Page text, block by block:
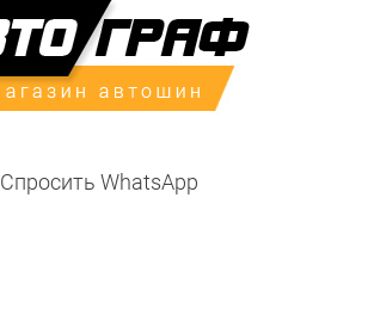
Спросить WhatsApp